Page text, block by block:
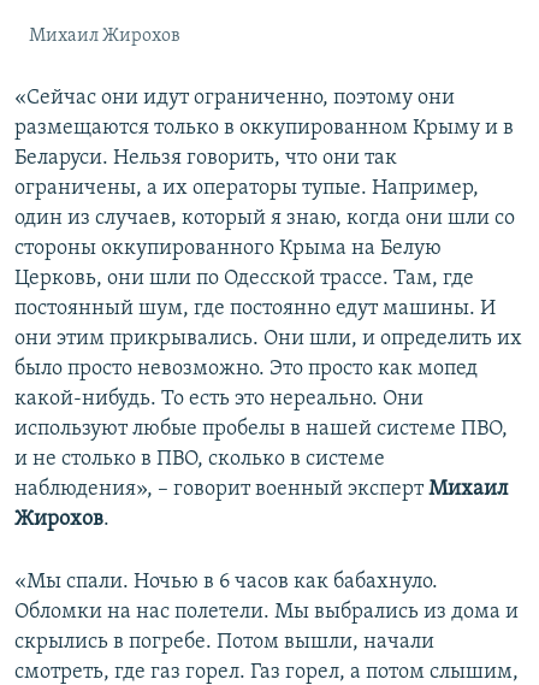
Михаил Жирохов
«Сейчас они идут ограниченно, поэтому они
размещаются только в оккупированном Крыму и в
Беларуси. Нельзя говорить, что они так
ограничены, а их операторы тупые. Например,
один из случаев, который я знаю, когда они шли со
стороны оккупированного Крыма на Белую
Церковь, они шли по Одесской трассе. Там, где
постоянный шум, где постоянно едут машины. И
они этим прикрывались. Они шли, и определить их
было просто невозможно. Это просто как мопед
какой-нибудь. То есть это нереально. Они
используют любые пробелы в нашей системе ПВО,
и не столько в ПВО, сколько в системе
наблюдения», – говорит военный экспертМихаил
Жирохов.
«Мы спали. Ночью в 6 часов как бабахнуло.
Обломки на нас полетели. Мы выбрались из дома и
скрылись в погребе. Потом вышли, начали
смотреть, где газ горел. Газ горел, а потом слышим,